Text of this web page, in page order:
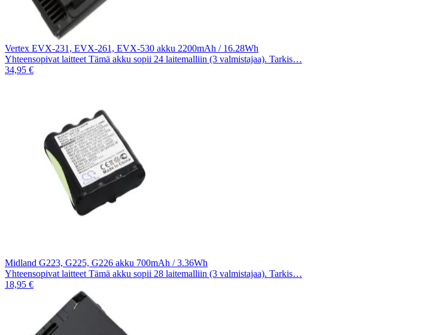
Vertex EVX-231, EVX-261, EVX-530 akku 2200mAh / 16.28Wh
Yhteensopivat laitteet Tämä akku sopii 24 laitemalliin (3 valmistajaa). Tarkis…
34,95 €
Midland G223, G225, G226 akku 700mAh / 3.36Wh
Yhteensopivat laitteet Tämä akku sopii 28 laitemalliin (3 valmistajaa). Tarkis…
18,95 €